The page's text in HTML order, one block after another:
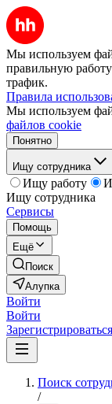
Мы используем
правильную
трафик.
Правила
Мы используем
файлов cookie
Понятно
Ищу сотрудника
Ищу работу
Ищу сотрудника
Сервисы
Помощь
Ещё
Поиск
Алупка
Войти
Войти
Зарегистрироваться
Поиск
/